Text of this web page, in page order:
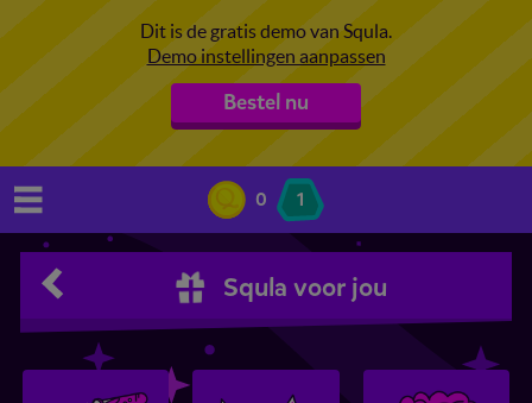
Dit is de gratis demo van Squla.
Demo instellingen aanpassen
Bestel nu
0 1
Squla voor jou